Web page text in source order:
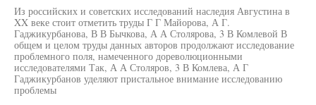
Из российских и советских исследований наследия Августина в
XX веке стоит отметить труды Г Г Майорова, А Г.
Гаджикурбанова, В В Бычкова, А А Столярова, 3 В Комлевой В
общем и целом труды данных авторов продолжают исследование
проблемного поля, намеченного дореволюционными
исследователями Так, А А Столяров, 3 В Комлева, А Г
Гаджикурбанов уделяют пристальное внимание исследованию
проблемы